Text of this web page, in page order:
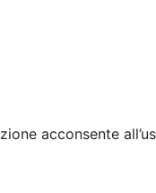
acconsente